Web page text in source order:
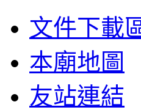
文件下載
本廟地圖
友站連結